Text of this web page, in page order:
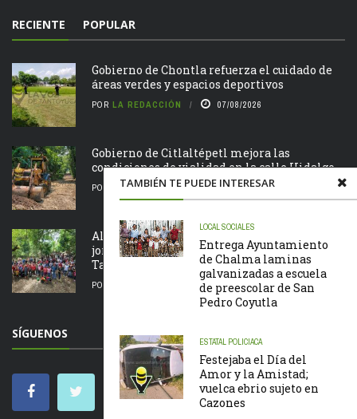
TAMBIÉN TE PUEDE INTERESAR
LOCALSOCIALES
Entrega Ayuntamiento
de Chalma laminas
galvanizadas a escuela
de preescolar de San
Pedro Coyutla
ESTATAL POLICIACA
Festejaba el Día del
Amor y la Amistad;
vuelca ebrio sujeto en
Cazones
RECIENTE POPULAR
Gobierno de Chontla refuerza el cuidado de
áreas verdes y espacios deportivos
POR LA REDACCIÓN 07/08/2026
Gobierno de Citlaltépetl mejora las
condiciones de vialidad en la calle Hidalgo
POR LA REDACCIÓN 07/08/2026
Alcalde Roberto San Román encabeza
jornada de Tequio en el Parque Ecológico de
Tametate
POR 07/08/2026
SÍGUENOS